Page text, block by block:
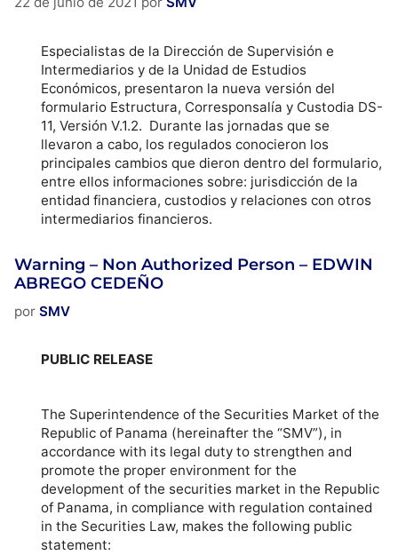
Especialistas de la Dirección de Supervisión e
Intermediarios y de la Unidad de Estudios
Económicos, presentaron la nueva versión del
formulario Estructura, Corresponsalía y Custodia DS-
11, Versión V.1.2. Durante las jornadas que se
llevaron a cabo, los regulados conocieron los
principales cambios que dieron dentro del formulario,
entre ellos informaciones sobre: jurisdicción de la
entidad financiera, custodios y relaciones con otros
intermediarios financieros.
Warning – Non Authorized Person – EDWIN
ABREGO CEDEÑO
por SMV
PUBLIC RELEASE
The Superintendence of the Securities Market of the
Republic of Panama (hereinafter the “SMV”), in
accordance with its legal duty to strengthen and
promote the proper environment for the
development of the securities market in the Republic
of Panama, in compliance with regulation contained
in the Securities Law, makes the following public
statement: